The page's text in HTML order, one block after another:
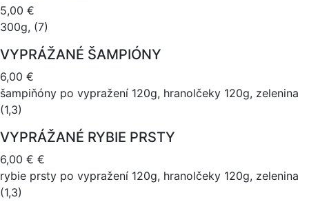
5,00 €
300g, (7)
VYPRÁŽANÉ ŠAMPIÓNY
6,00 €
šampiňóny po vypražení 120g, hranolčeky 120g, zelenina
(1,3)
VYPRÁŽANÉ RYBIE PRSTY
6,00 € €
rybie prsty po vypražení 120g, hranolčeky 120g, zelenina
(1,3)